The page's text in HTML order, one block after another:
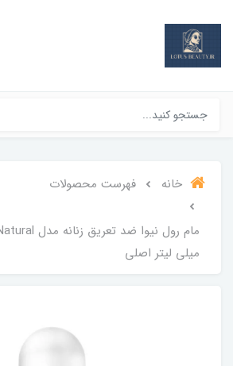
خانه فهرست محصولات
میلی لیتر اصلی